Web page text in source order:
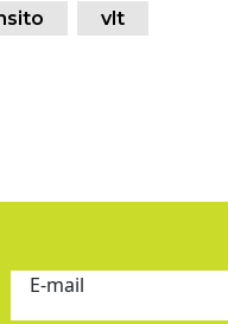
vlt
E-mail